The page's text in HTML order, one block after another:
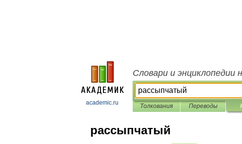
academic.ru
Словари и энциклопедии
Толкования Переводы
рассыпчатый